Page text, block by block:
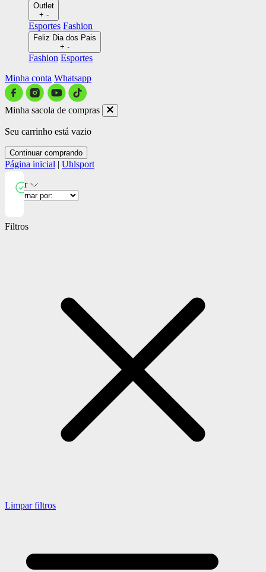
Outlet
+ -
Esportes Fashion
Feliz Dia dos Pais
+ -
Fashion Esportes
Minha conta Whatsapp
Minha sacola de compras
Seu carrinho está vazio
Continuar comprando
Página inicial | Uhlsport
Filtrar
Filtros
Limpar filtros